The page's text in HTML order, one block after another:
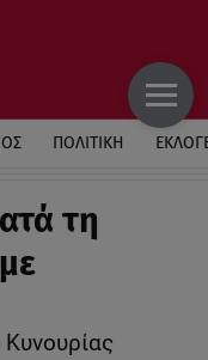
ΠΟΛΙΤΙΚΗ
τη